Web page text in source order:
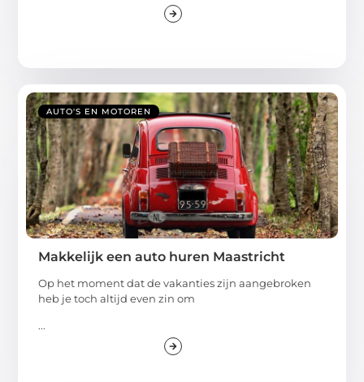
AUTO'S EN MOTOREN
Makkelijk een auto huren Maastricht
Op het moment dat de vakanties zijn aangebroken
heb je toch altijd even zin om
...